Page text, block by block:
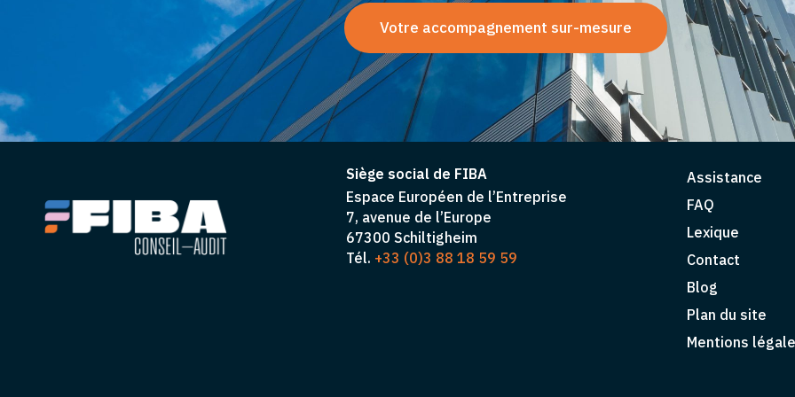
Votre accompagnement sur-mesure
Siège social de FIBA
Espace Européen de l’Entreprise
7, avenue de l’Europe
67300 Schiltigheim
Tél. +33 (0)3 88 18 59 59
Assistance
FAQ
Lexique
Contact
Blog
Plan du site
Mentions